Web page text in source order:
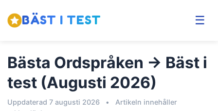
BÄST I TEST ☰
Bästa Ordspråken → Bäst i
test (Augusti 2026)
Uppdaterad 7 augusti 2026 •
Artikeln innehåller